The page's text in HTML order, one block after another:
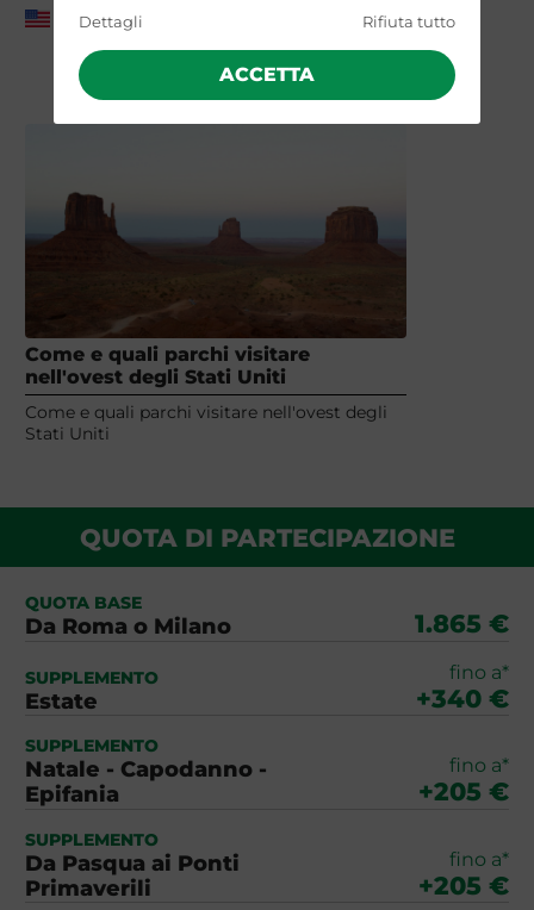
Dettagli
Rifiuta tutto
ACCETTA
Stati Uniti
Come e quali parchi visitare
nell'ovest degli Stati Uniti
Come e quali parchi visitare nell'ovest degli
Stati Uniti
QUOTA DI PARTECIPAZIONE
QUOTA BASE
Da Roma o Milano 1.865 €
SUPPLEMENTO
Estate
fino a*
+340 €
SUPPLEMENTO
Natale - Capodanno -
Epifania
fino a*
+205 €
SUPPLEMENTO
Da Pasqua ai Ponti
Primaverili
fino a*
+205 €